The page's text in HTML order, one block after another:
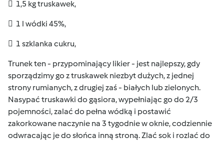
 1,5 kg truskawek,
 1 l wódki 45%,
 1 szklanka cukru,
Trunek ten - przypominający likier - jest najlepszy, gdy
sporządzimy go z truskawek niezbyt dużych, z jednej
strony rumianych, z drugiej zaś - białych lub zielonych.
Nasypać truskawki do gąsiora, wypełniając go do 2/3
pojemności, zalać do pełna wódką i postawić
zakorkowane naczynie na 3 tygodnie w oknie, codziennie
odwracając je do słońca inną stroną. Zlać sok i rozlać do